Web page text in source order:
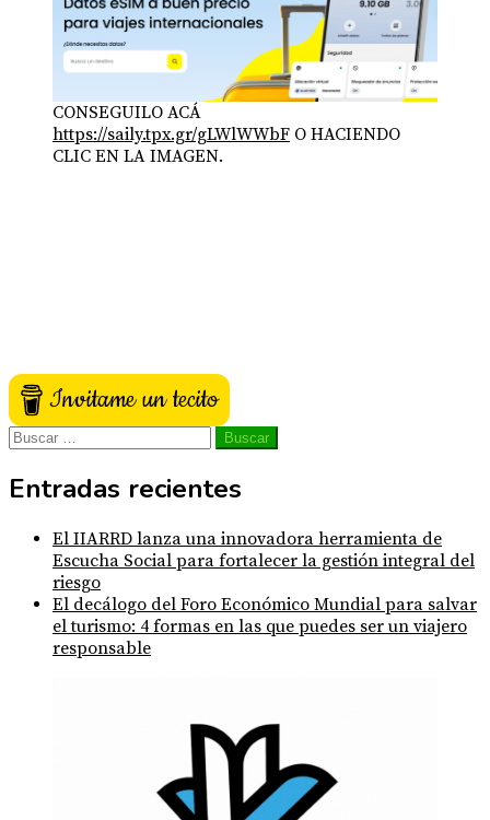
CONSEGUILO ACÁ
https://saily.tpx.gr/gLWlWWbF O HACIENDO
CLIC EN LA IMAGEN.
Invitame un tecito
Buscar:
Entradas recientes
El IIARRD lanza una innovadora herramienta de
Escucha Social para fortalecer la gestión integral del
riesgo
El decálogo del Foro Económico Mundial para salvar
el turismo: 4 formas en las que puedes ser un viajero
responsable